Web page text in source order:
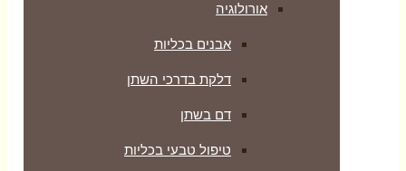
אורולוגיה
אבנים בכליות
דלקת בדרכי השתן
דם בשתן
טיפול טבעי בכליות